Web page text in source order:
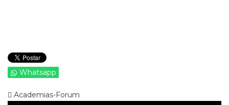
Whatsapp
Academias-Forum